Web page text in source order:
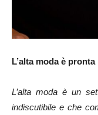
L’alta moda è
L’alta moda è un
indiscutibile e che